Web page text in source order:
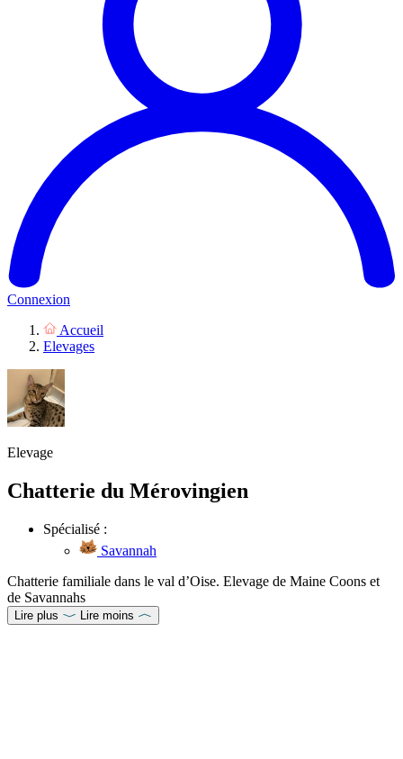
Connexion
Accueil
Elevages
Elevage
Chatterie du Mérovingien
Spécialisé :
Savannah
Chatterie familiale dans le val d’Oise. Elevage de Maine Coons et
de Savannahs
Lire plus Lire moins